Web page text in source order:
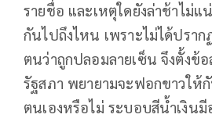
รายชื่อ และเหตุใดยังล่าช้าไม่แ
กันไปถึงไหน เพราะไม่ได้ปราก
ตนว่าถูกปลอมลายเซ็น จึงตั้งข้
รัฐสภา พยายามจะฟอกขาวให้
ตนเองหรือไม่ ระบอบสีน้ำเงินมี